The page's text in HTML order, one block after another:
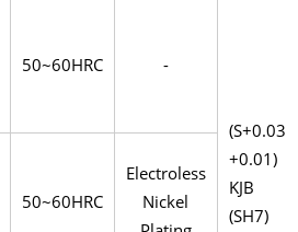
50~60HRC -
(S+0.03
+0.01)
KJB
(SH7)
50~60HRC
Electroless
Nickel